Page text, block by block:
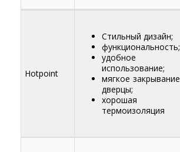
Hotpoint
Стильный дизайн;
функциональность;
удобное
использование;
мягкое закрывание
дверцы;
хорошая
термоизоляция